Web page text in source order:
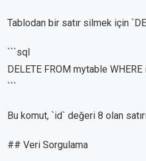
Tablodan bir satır silmek için
```sql
DELETE FROM mytable WHERE
```
Bu komut, `id` değeri 8 olan
## Veri Sorgulama